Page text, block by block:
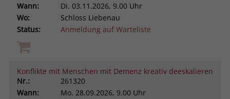
Wann:
Di. 03.11.2026, 9.00 Uhr
Wo:
Schloss Liebenau
Status:
Anmeldung auf Warteliste
Konflikte mit Menschen mit Demenz kreativ deeskalieren
Nr.:
261320
Wann:
Mo. 28.09.2026, 9.00 Uhr